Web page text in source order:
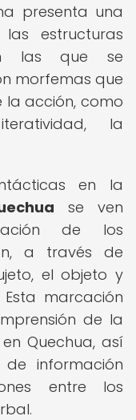
presenta una
estructuras
las que se
morfemas que
la acción, como
la
en la
se ven
de los
a través de
el objeto y
marcación
de la
Quechua, así
información
entre los